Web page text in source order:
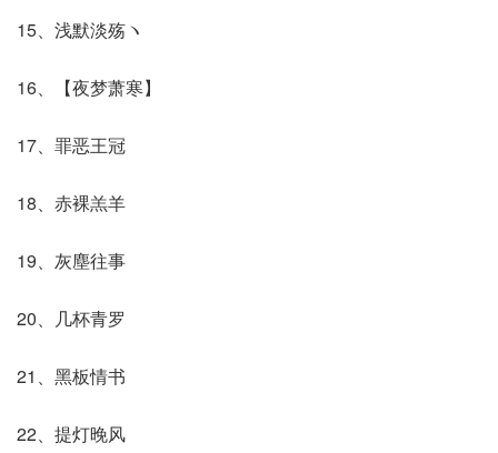
15、浅默淡殇ヽ
16、【夜梦萧寒】
17、罪恶王冠
18、赤裸羔羊
19、灰塵往事
20、几杯青罗
21、黑板情书
22、提灯晚风